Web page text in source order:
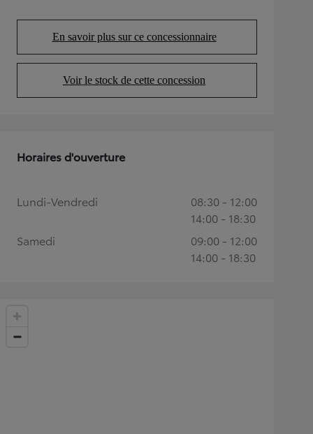
En savoir plus sur ce concessionnaire
(Opens in new tab)
Voir le stock de cette concession
(Opens in new tab)
Horaires d'ouverture
Lundi-Vendredi
08:30 - 12:00
14:00 - 18:30
Samedi
09:00 - 12:00
14:00 - 18:30